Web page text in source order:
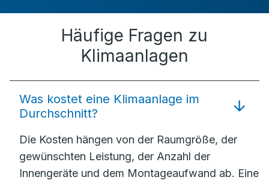
Häufige Fragen zu
Klimaanlagen
Was kostet eine Klimaanlage im
Durchschnitt?
Die Kosten hängen von der Raumgröße, der
gewünschten Leistung, der Anzahl der
Innengeräte und dem Montageaufwand ab. Eine